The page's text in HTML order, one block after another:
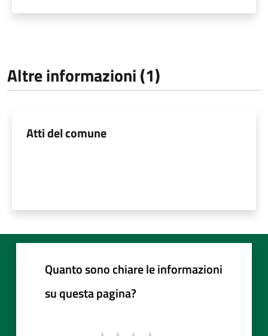
Altre informazioni (1)
Atti del comune
Quanto sono chiare le informazioni
su questa pagina?